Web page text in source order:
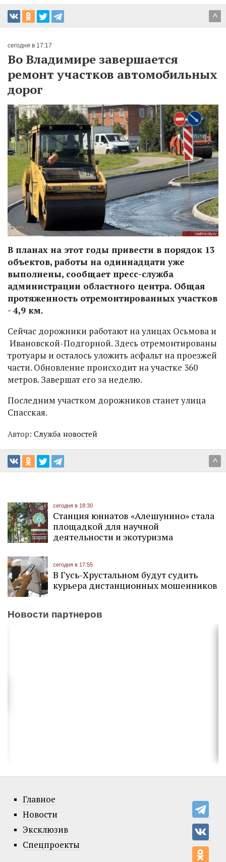
^
сегодня в 17:17
Во Владимире завершается
ремонт участков автомобильных
дорог
В планах на этот годы привести в порядок 13
объектов, работы на одиннадцати уже
выполнены, сообщает пресс-служба
администрации областного центра. Общая
протяженность отремонтированных участков
- 4,9 км.
Сейчас дорожники работают на улицах Осьмова и
Ивановской-Подгорной. Здесь отремонтированы
тротуары и осталось уложить асфальт на проезжей
части. Обновление происходит на участке 360
метров. Завершат его за неделю.
Последним участком дорожников станет улица
Спасская.
Автор: Служба новостей
^
сегодня в 18:30
Станция юннатов «Алешунино» стала
площадкой для научной
деятельности и экотуризма
сегодня в 17:55
В Гусь-Хрустальном будут судить
курьера дистанционных мошенников
Новости партнеров
Главное
Новости
Эксклюзив
Спецпроекты